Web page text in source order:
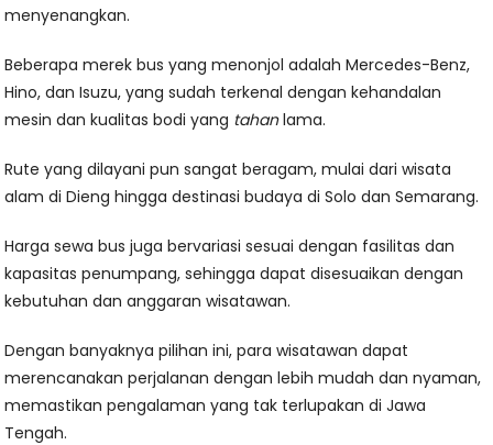
menyenangkan.
Beberapa merek bus yang menonjol adalah Mercedes-Benz,
Hino, dan Isuzu, yang sudah terkenal dengan kehandalan
mesin dan kualitas bodi yang tahanlama.
Rute yang dilayani pun sangat beragam, mulai dari wisata
alam di Dieng hingga destinasi budaya di Solo dan Semarang.
Harga sewa bus juga bervariasi sesuai dengan fasilitas dan
kapasitas penumpang, sehingga dapat disesuaikan dengan
kebutuhan dan anggaran wisatawan.
Dengan banyaknya pilihan ini, para wisatawan dapat
merencanakan perjalanan dengan lebih mudah dan nyaman,
memastikan pengalaman yang tak terlupakan di Jawa
Tengah.